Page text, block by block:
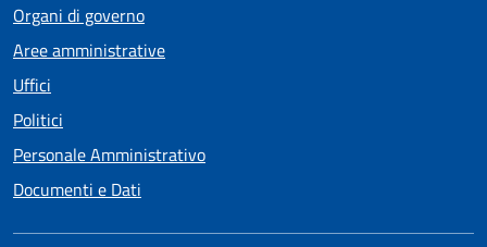
Organi di governo
Aree amministrative
Uffici
Politici
Personale Amministrativo
Documenti e Dati